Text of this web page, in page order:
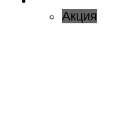
Акция